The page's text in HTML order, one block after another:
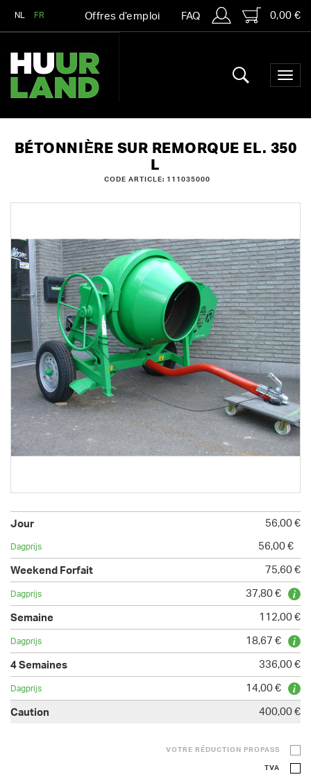
NL FR Offres d’emploi FAQ 0,00 €
BÉTONNIÈRE SUR REMORQUE EL. 350
L
CODE ARTICLE: 111035000
56,00 €
56,00 €
75,60 €
37,80 €
112,00 €
18,67 €
336,00 €
14,00 €
400,00 €
VOTRE RÉDUCTION PROPASS
TVA